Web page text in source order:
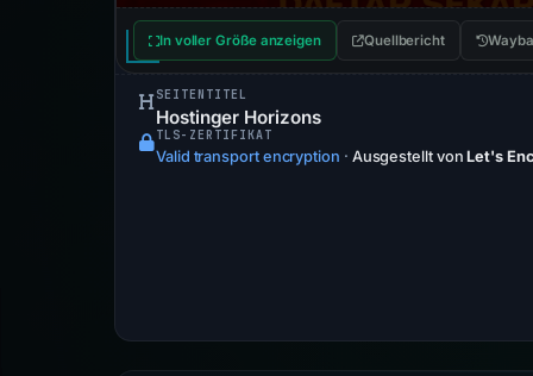
In voller Größe anzeigen Quellbericht
SEITENTITEL
Hostinger Horizons
TLS-ZERTIFIKAT
Valid transport encryption · Ausgestellt vonLet's